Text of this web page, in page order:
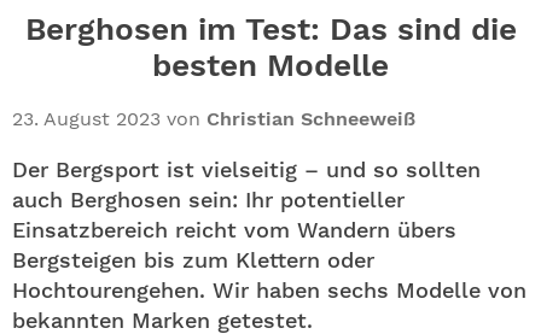
Berghosen im Test: Das sind die
besten Modelle
23. August 2023 von Christian Schneeweiß
Der Bergsport ist vielseitig – und so sollten
auch Berghosen sein: Ihr potentieller
Einsatzbereich reicht vom Wandern übers
Bergsteigen bis zum Klettern oder
Hochtourengehen. Wir haben sechs Modelle von
bekannten Marken getestet.
NEWSLETTER
ALLE THEMEN